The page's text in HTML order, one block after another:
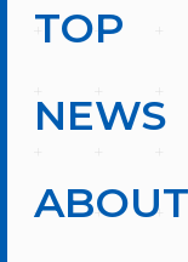
TOP
NEWS
ABOUT